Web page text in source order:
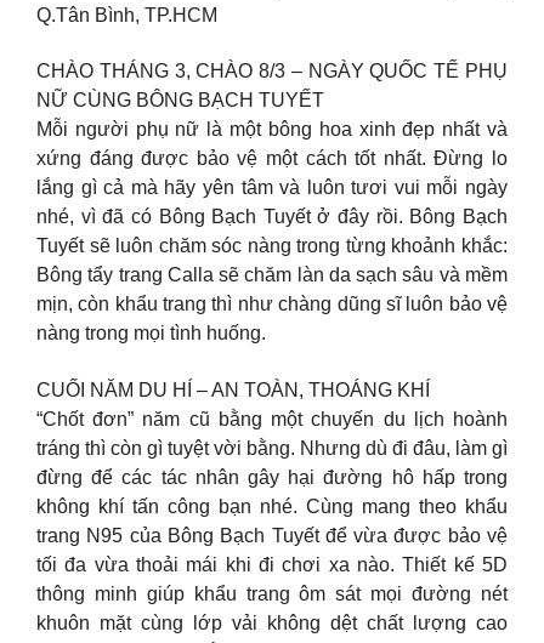
Q.Tân Bình, TP.HCM
CHÀO THÁNG 3, CHÀO 8/3 – NGÀY QUỐC TẾ PHỤ
NỮ CÙNG BÔNG BẠCH TUYẾT
Mỗi người phụ nữ là một bông hoa xinh đẹp nhất và
xứng đáng được bảo vệ một cách tốt nhất. Đừng lo
lắng gì cả mà hãy yên tâm và luôn tươi vui mỗi ngày
nhé, vì đã có Bông Bạch Tuyết ở đây rồi. Bông Bạch
Tuyết sẽ luôn chăm sóc nàng trong từng khoảnh khắc:
Bông tẩy trang Calla sẽ chăm làn da sạch sâu và mềm
mịn, còn khẩu trang thì như chàng dũng sĩ luôn bảo vệ
nàng trong mọi tình huống.
CUỐI NĂM DU HÍ – AN TOÀN, THOÁNG KHÍ
“Chốt đơn” năm cũ bằng một chuyến du lịch hoành
tráng thì còn gì tuyệt vời bằng. Nhưng dù đi đâu, làm gì
đừng để các tác nhân gây hại đường hô hấp trong
không khí tấn công bạn nhé. Cùng mang theo khẩu
trang N95 của Bông Bạch Tuyết để vừa được bảo vệ
tối đa vừa thoải mái khi đi chơi xa nào. Thiết kế 5D
thông minh giúp khẩu trang ôm sát mọi đường nét
khuôn mặt cùng lớp vải không dệt chất lượng cao